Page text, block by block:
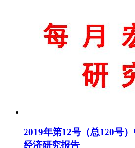
2019年第12号（总120号
经济研究报告